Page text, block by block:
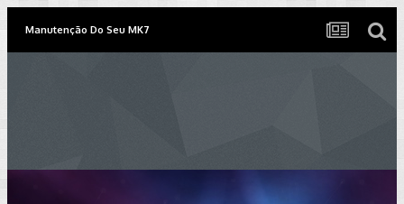
Manutenção Do Seu MK7